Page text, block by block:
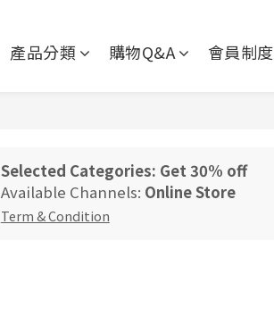
產品分類 購物Q&A 會員制度
Selected Categories: Get 30% off
Available Channels: Online Store
Term & Condition